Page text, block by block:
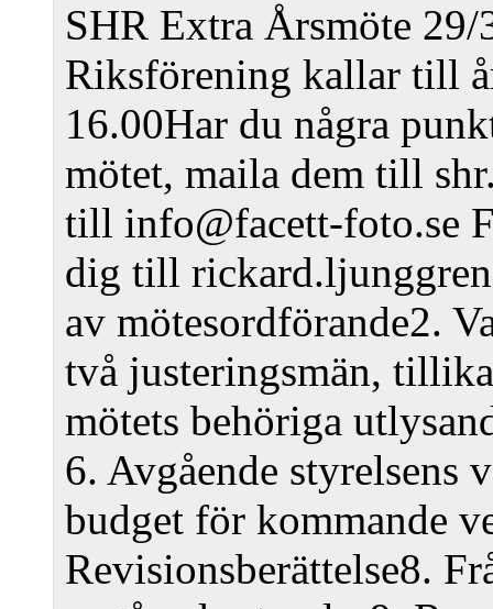
SHR Extra Årsmöte 29/
Riksförening kallar till
16.00Har du några
mötet, maila dem till
till info@facett-foto.se
dig till
av mötesordförande2.
två justeringsmän,
mötets behöriga
6. Avgående styrelsens
budget för kommande
Revisionsberättelse8.